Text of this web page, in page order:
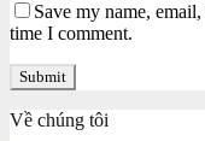
Save my name,
time I comment.
Về chúng tôi